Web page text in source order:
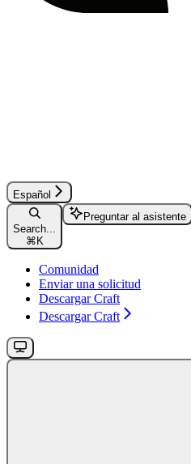
Español
Search...
⌘ K
Preguntar al asistente
Comunidad
Enviar una solicitud
Descargar Craft
Descargar Craft